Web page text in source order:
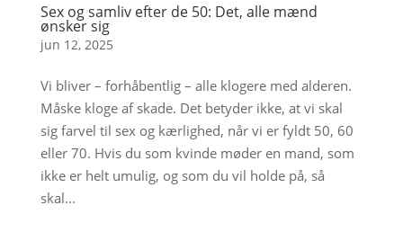
Sex og samliv efter de 50: Det, alle mænd
ønsker sig
jun 12, 2025
Vi bliver – forhåbentlig – alle klogere med alderen.
Måske kloge af skade. Det betyder ikke, at vi skal
sig farvel til sex og kærlighed, når vi er fyldt 50, 60
eller 70. Hvis du som kvinde møder en mand, som
ikke er helt umulig, og som du vil holde på, så
skal...